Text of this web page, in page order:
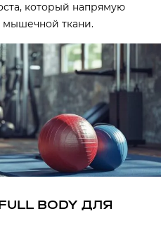
который напрямую
мышечной ткани.
BODY ДЛЯ